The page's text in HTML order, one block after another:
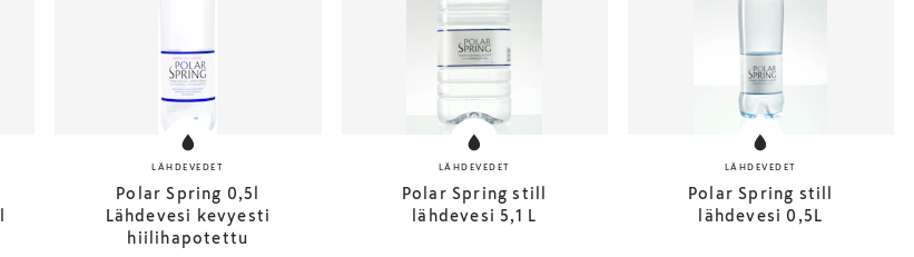
LÄHDEVEDET
Polar Spring 0,5l
Lähdevesi kevyesti
hiilihapotettu
LÄHDEVEDET
Polar Spring still
lähdevesi 5,1 L
LÄHDEVEDET
Polar Spring still
lähdevesi 0,5L